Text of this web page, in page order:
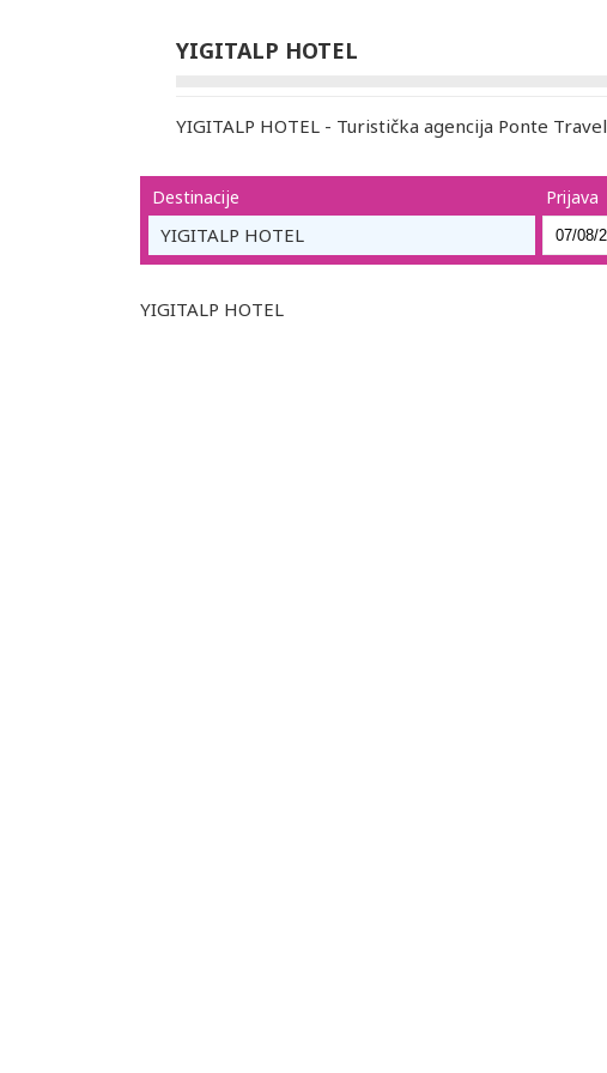
YIGITALP HOTEL
YIGITALP HOTEL - Turistička agencija Ponte Travel
Destinacije
YIGITALP HOTEL
Prijava
YIGITALP HOTEL